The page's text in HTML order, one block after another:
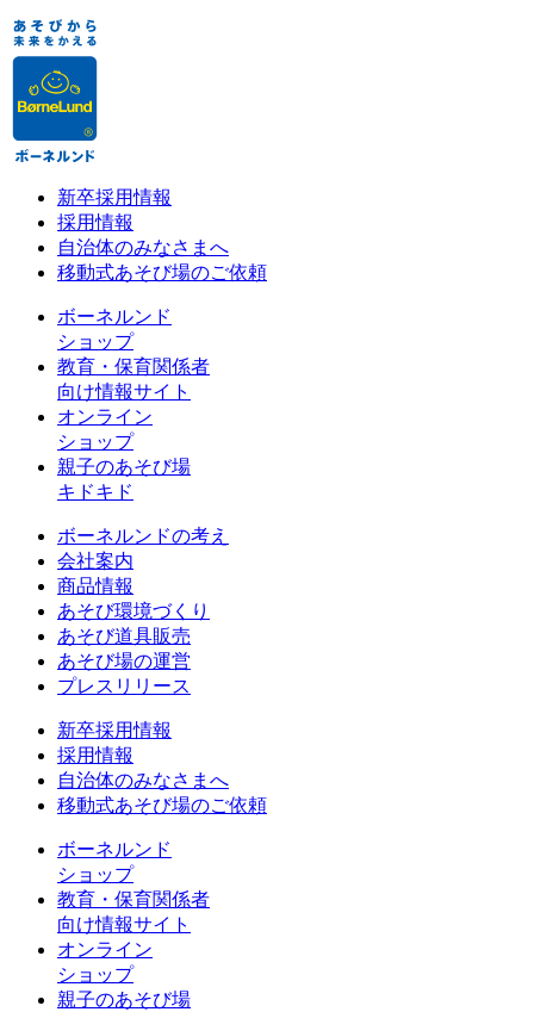
新卒採用情報
採用情報
自治体のみなさまへ
移動式あそび場のご依頼
ボーネルンド
ショップ
教育・保育関係者
向け情報サイト
オンライン
ショップ
親子のあそび場
キドキド
ボーネルンドの考え
会社案内
商品情報
あそび環境づくり
あそび道具販売
あそび場の運営
プレスリリース
新卒採用情報
採用情報
自治体のみなさまへ
移動式あそび場のご依頼
ボーネルンド
ショップ
教育・保育関係者
向け情報サイト
オンライン
ショップ
親子のあそび場